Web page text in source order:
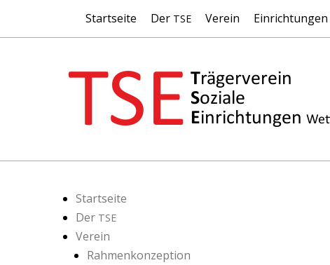
Header-Menü
Weiter
Startseite Der TSE Verein Einrichtungen
TSE Wetter Ruhr
Inhalt
Startseite
Der TSE
Verein
Rahmenkonzeption